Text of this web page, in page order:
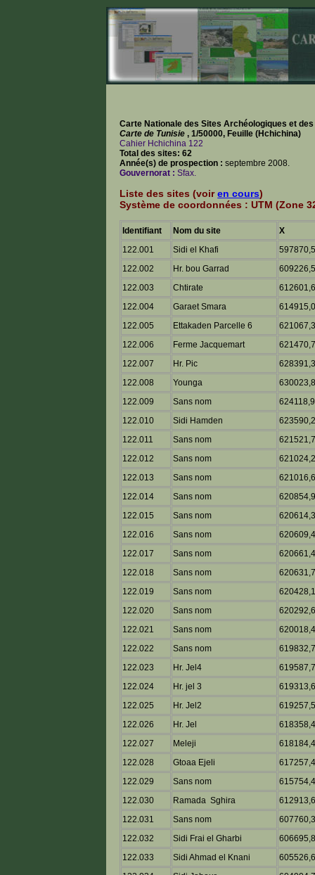
Carte Nationale des Sites Archéologiques et
Carte de Tunisie, 1/50000, Feuille (Hchichina)
Cahier Hchichina 122
Total des sites: 62
Année(s) de prospection :septembre 2008.
Gouvernorat :Sfax.
Liste des sites (voiren cours)
Système de coordonnées : UTM (Zone
Identifiant Nom du site
X
122.001
Sidi el Khafi
122.002
Hr. bou Garrad
122.003
Chtirate
122.004
Garaet Smara
122.005
Ettakaden Parcelle 6
122.006
Ferme Jacquemart
122.007
Hr. Pic
122.008
Younga
122.009
Sans nom
122.010
Sidi Hamden
122.011
Sans nom
122.012
Sans nom
122.013
Sans nom
122.014
Sans nom
122.015
Sans nom
122.016
Sans nom
122.017
Sans nom
122.018
Sans nom
122.019
Sans nom
122.020
Sans nom
122.021
Sans nom
122.022
Sans nom
122.023
Hr. Jel4
122.024
Hr. jel 3
122.025
Hr. Jel2
122.026
Hr. Jel
122.027
Meleji
122.028
Gtoaa Ejeli
122.029
Sans nom
122.030
Ramada Sghira
122.031
Sans nom
122.032
Sidi Frai el Gharbi
122.033
Sidi Ahmad el Knani